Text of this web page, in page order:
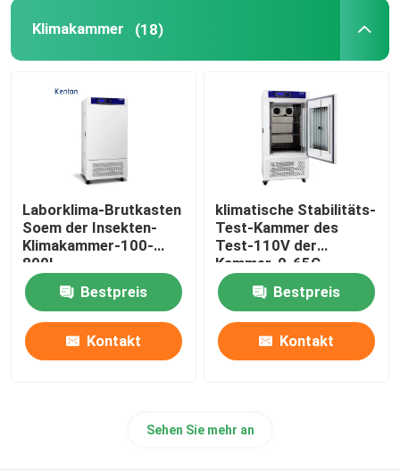
Klimakammer (18)
Laborklima-Brutkasten
Soem der Insekten-
Klimakammer-100-
800L
Bestpreis
Kontakt
klimatische Stabilitäts-
Test-Kammer des
Test-110V der
Kammer-0-65C
umweltsmäßig
Bestpreis
Kontakt
Sehen Sie mehr an